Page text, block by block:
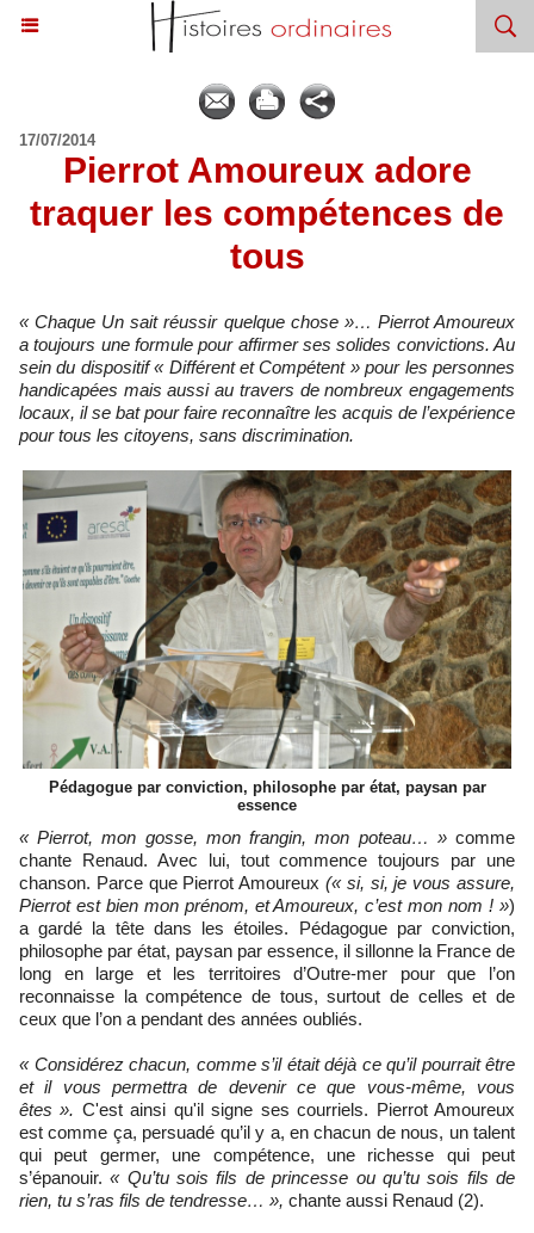
17/07/2014
Pierrot Amoureux adore
traquer les compétences de
tous
« Chaque Un sait réussir quelque chose »… Pierrot Amoureux
a toujours une formule pour affirmer ses solides convictions. Au
sein du dispositif « Différent et Compétent » pour les personnes
handicapées mais aussi au travers de nombreux engagements
locaux, il se bat pour faire reconnaître les acquis de l’expérience
pour tous les citoyens, sans discrimination.
Pédagogue par conviction, philosophe par état, paysan par
essence
« Pierrot, mon gosse, mon frangin, mon poteau… »comme
chante Renaud. Avec lui, tout commence toujours par une
chanson. Parce que Pierrot Amoureux (« si, si, je vous assure,
Pierrot est bien mon prénom, et Amoureux, c’est mon nom ! »)
a gardé la tête dans les étoiles. Pédagogue par conviction,
philosophe par état, paysan par essence, il sillonne la France de
long en large et les territoires d’Outre-mer pour que l’on
reconnaisse la compétence de tous, surtout de celles et de
ceux que l’on a pendant des années oubliés.
« Considérez chacun, comme s’il était déjà ce qu’il pourrait être
et il vous permettra de devenir ce que vous-même, vous
êtes ». C'est ainsi qu'il signe ses courriels. Pierrot Amoureux
est comme ça, persuadé qu’il y a, en chacun de nous, un talent
qui peut germer, une compétence, une richesse qui peut
s’épanouir.« Qu’tu sois fils de princesse ou qu’tu sois fils de
rien, tu s’ras fils de tendresse… », chante aussi Renaud (2).